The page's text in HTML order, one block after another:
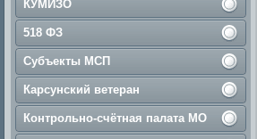
КУМИЗО
518 ФЗ
Субъекты МСП
Карсунский ветеран
Контрольно-счётная палата МО